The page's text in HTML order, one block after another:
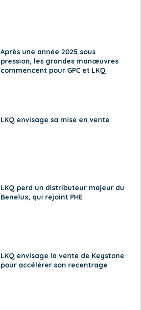
Après une année 2025 sous
pression, les grandes manœuvres
commencent pour GPC et LKQ
LKQ envisage sa mise en vente
LKQ perd un distributeur majeur du
Benelux, qui rejoint PHE
LKQ envisage la vente de Keystone
pour accélérer son recentrage